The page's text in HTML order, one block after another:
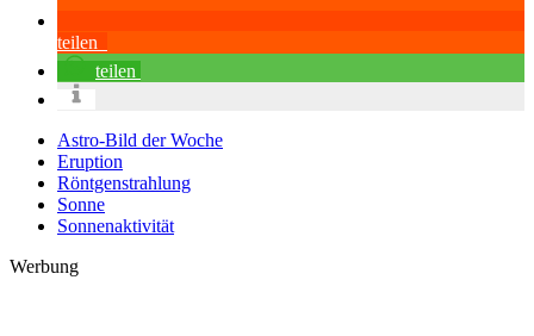
teilen
teilen
Astro-Bild der Woche
Eruption
Röntgenstrahlung
Sonne
Sonnenaktivität
Werbung